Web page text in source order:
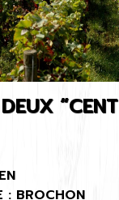
“CENT
: BROCHON